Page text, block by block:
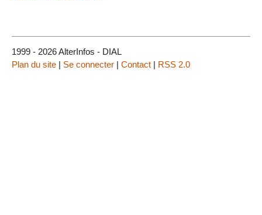
1999 - 2026 AlterInfos - DIAL
Plan du site | Se connecter | Contact | RSS 2.0